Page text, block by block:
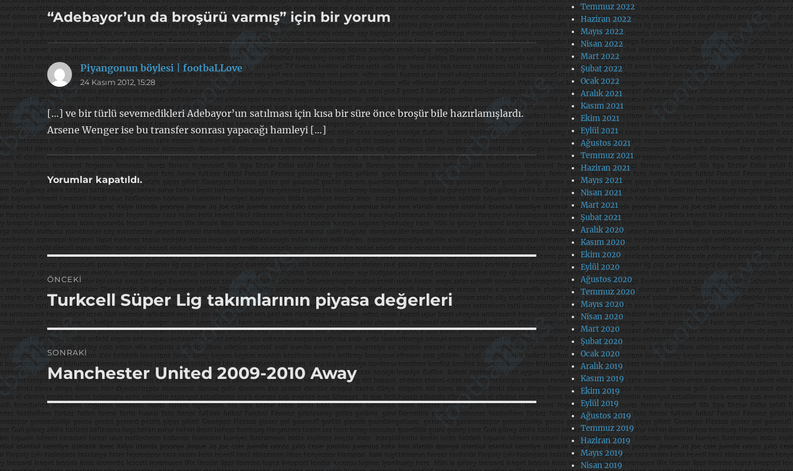
“Adebayor’un da broşürü varmış” için bir yorum
Piyangonun böylesi | footbaLLovededi
ki:
24 Kasım 2012, 15:28
[…] ve bir türlü sevemedikleri Adebayor’un satılması için kısa bir süre önce broşür bile hazırlamışlardı.
Arsene Wenger ise bu transfer sonrası yapacağı hamleyi […]
Yorumlar kapatıldı.
Yazı
gezinmesi
ÖNCEKI
Önceki
yazı:
Turkcell Süper Lig takımlarının piyasa değerleri
SONRAKI
Sonraki
yazı:
Manchester United 2009-2010 Away
Temmuz 2022
Haziran 2022
Mayıs 2022
Nisan 2022
Mart 2022
Şubat 2022
Ocak 2022
Aralık 2021
Kasım 2021
Ekim 2021
Eylül 2021
Ağustos 2021
Temmuz 2021
Haziran 2021
Mayıs 2021
Nisan 2021
Mart 2021
Şubat 2021
Aralık 2020
Kasım 2020
Ekim 2020
Eylül 2020
Ağustos 2020
Temmuz 2020
Mayıs 2020
Nisan 2020
Mart 2020
Şubat 2020
Ocak 2020
Aralık 2019
Kasım 2019
Ekim 2019
Eylül 2019
Ağustos 2019
Temmuz 2019
Haziran 2019
Mayıs 2019
Nisan 2019